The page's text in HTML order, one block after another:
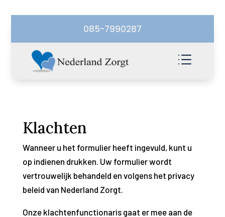
085-7990287
d
Klachten
Wanneer u het formulier heeft ingevuld, kunt u
op indienen drukken. Uw formulier wordt
vertrouwelijk behandeld en volgens het privacy
beleid van Nederland Zorgt.
Onze klachtenfunctionaris gaat er mee aan de